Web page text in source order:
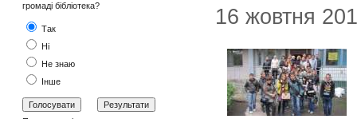
громаді бібліотека?
Так
Ні
Не знаю
Інше
16 жовтня